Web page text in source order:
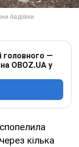
головного —
OBOZ.UA у
кілька